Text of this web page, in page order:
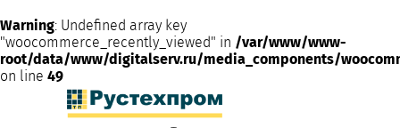
Warning: Undefined array key
"woocommerce_recently_viewed" in /var/www/www-
root/data/www/digitalserv.ru/media_components/
on line 49